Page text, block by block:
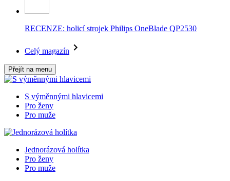
RECENZE: holicí strojek Philips OneBlade QP2530
Celý magazín
Přejít na menu
S výměnnými hlavicemi
Pro ženy
Pro muže
Jednorázová holítka
Pro ženy
Pro muže